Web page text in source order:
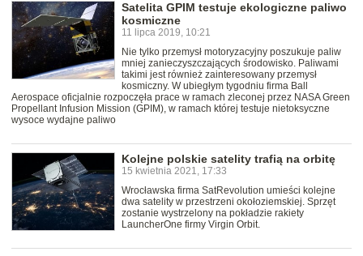
Satelita GPIM testuje ekologiczne paliwo
kosmiczne
11 lipca 2019, 10:21
Nie tylko przemysł motoryzacyjny poszukuje paliw
mniej zanieczyszczających środowisko. Paliwami
takimi jest również zainteresowany przemysł
kosmiczny. W ubiegłym tygodniu firma Ball
Aerospace oficjalnie rozpoczęła prace w ramach zleconej przez NASA Green
Propellant Infusion Mission (GPIM), w ramach której testuje nietoksyczne
wysoce wydajne paliwo
Kolejne polskie satelity trafią na orbitę
15 kwietnia 2021, 17:33
Wrocławska firma SatRevolution umieści kolejne
dwa satelity w przestrzeni okołoziemskiej. Sprzęt
zostanie wystrzelony na pokładzie rakiety
LauncherOne firmy Virgin Orbit.